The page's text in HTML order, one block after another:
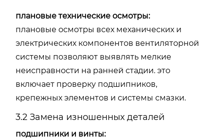
плановые технические осмотры:
плановые осмотры всех механических и
электрических компонентов вентиляторной
системы позволяют выявлять мелкие
неисправности на ранней стадии. это
включает проверку подшипников,
крепежных элементов и системы смазки.
3.2 Замена изношенных деталей
подшипники и винты: